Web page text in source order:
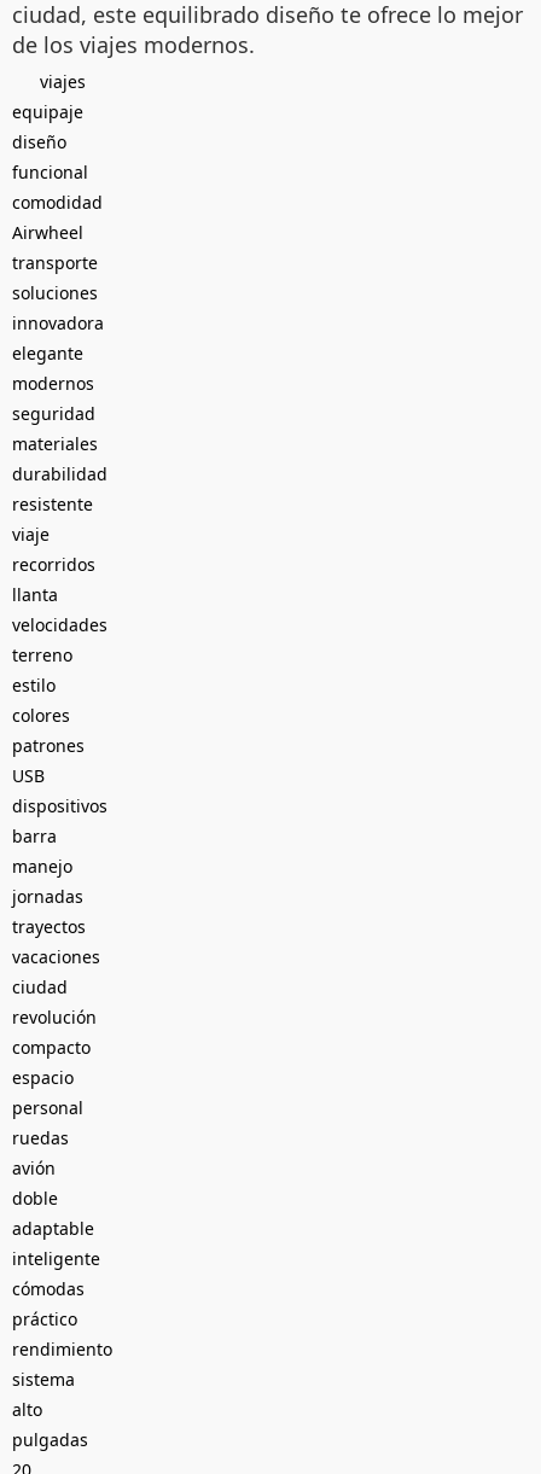
ciudad, este equilibrado diseño te ofrece lo mejor
de los viajes modernos.
viajes
equipaje
diseño
funcional
comodidad
Airwheel
transporte
soluciones
innovadora
elegante
modernos
seguridad
materiales
durabilidad
resistente
viaje
recorridos
llanta
velocidades
terreno
estilo
colores
patrones
USB
dispositivos
barra
manejo
jornadas
trayectos
vacaciones
ciudad
revolución
compacto
espacio
personal
ruedas
avión
doble
adaptable
inteligente
cómodas
práctico
rendimiento
sistema
alto
pulgadas